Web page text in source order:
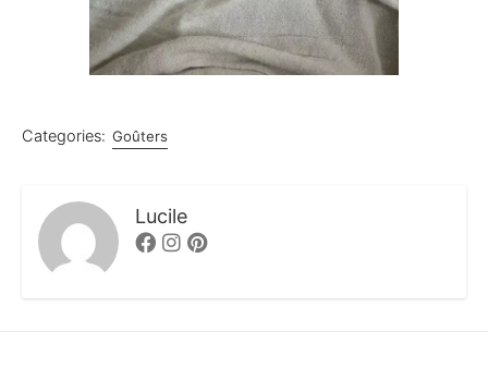
Categories: Goûters
Lucile
FacebookInstagram
Pinterest